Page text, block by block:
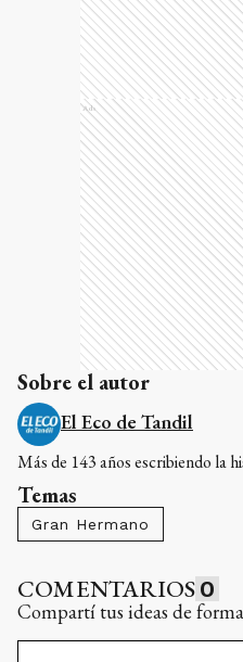
Ads
Sobre el autor
El Eco de Tandil
Más de 143 años escribiendo la
Temas
Gran Hermano
COMENTARIOS 0
Compartí tus ideas de